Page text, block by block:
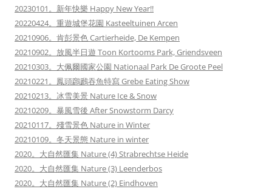
20230101。新年快樂 Happy New Year!!
20220424。重遊城堡花園 Kasteeltuinen Arcen
20210906。肯彭景色 Cartierheide, De Kempen
20210902。放風半日遊 Toon Kortooms Park, Griendsveen
20210303。大佩爾國家公園 Nationaal Park De Groote Peel
20210221。鳳頭鸊鷉吞魚特寫 Grebe Eating Show
20210213。冰雪美景 Nature Ice & Snow
20210209。暴風雪後 After Snowstorm Darcy
20210117。殘雪景色 Nature in Winter
20210109。冬天景態 Nature in winter
2020。大自然匯集 Nature (4) Strabrechtse Heide
2020。大自然匯集 Nature (3) Leenderbos
2020。大自然匯集 Nature (2) Eindhoven